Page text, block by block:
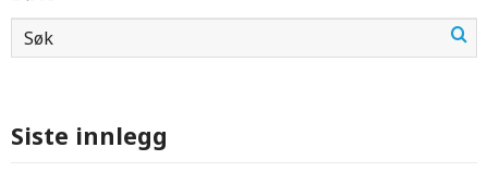
Siste innlegg